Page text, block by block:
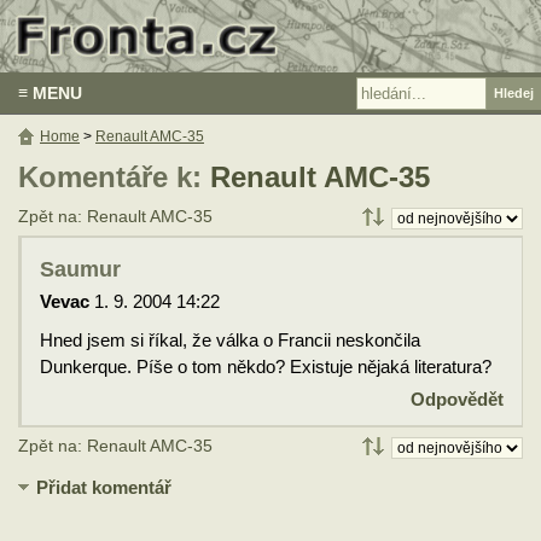
≡ MENU
Komentáře k: Renault AMC-35
Zpět na: Renault AMC-35
Saumur
Vevac 1. 9. 2004 14:22
Hned jsem si říkal, že válka o Francii neskončila
Dunkerque. Píše o tom někdo? Existuje nějaká literatura?
Odpovědět
Zpět na: Renault AMC-35
Přidat komentář
Home > Renault AMC-35